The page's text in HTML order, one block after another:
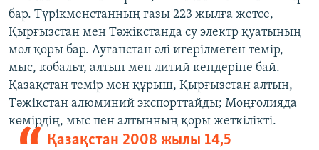
бар. Түрікменстанның газы 223 жылға жетсе,
Қырғызстан мен Тәжікстанда су электр қуатының
мол қоры бар. Ауғанстан әлі игерілмеген темір,
мыс, кобальт, алтын мен литий кендеріне бай.
Қазақстан темір мен құрыш, Қырғызстан алтын,
Тәжікстан алюминий экспорттайды; Моңғолияда
көмірдің, мыс пен алтынның қоры жеткілікті.
Қазақстан 2008 жылы 14,5